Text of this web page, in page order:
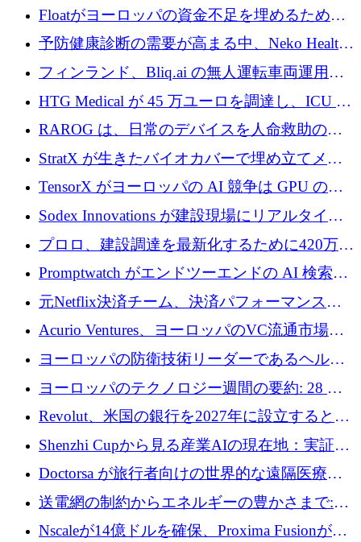
が世界をリードしようとしている
Floatがヨーロッパの資金不足を埋めるために
シリーズAで450万ユーロを調達
予防健康診断の需要が高まる中、Neko Health
が 7 億ドルを調達
フィンランド、Bliq.ai の無人運転車両運用を
認可
HTG Medical が 45 万ユーロを調達し、ICU の
尿モニタリングを自動化するための MDR 認
証を獲得
RAROG は、日常のデバイスを人命救助の救
助ビーコンに変えるために 16 万 2,000 ユーロ
StratX が生きたバイオカバーで埋め立てメタ
ン対策に 119 万ドルを調達
TensorX がヨーロッパの AI 競争は GPU の所
有者によって決まると考える理由
Sodex Innovations が建設現場にリアルタイム
のインテリジェンスをもたらすために 400 万
ユーロを確保
プロロ、建設調達を最新化するために420万ポ
ンドを調達
Promptwatch がエンドツーエンドの AI 検索最
適化プラットフォームを拡張するために 600
万ユーロを調達
元Netflix決済チーム、決済パフォーマンスプ
ラットフォームNopanのためにこれまでに720
万ユーロを調達
Acurio Ventures、ヨーロッパのVC流通市場の
流動性を解放するために1億1,500万ユーロの
ファンドを立ち上げる
ヨーロッパの防衛技術リーダーであるヘルシ
ングは、180億ドルの評価額で18億ドルのシリ
ヨーロッパのテクノロジー週間の要約: 28 億
ユーロを超える 70 以上のテクノロジー資金調
Revolut、米国の銀行を2027年に設立すると米
国の社長が語る
Shenzhi Cupから見る産業AIの現在地：実証と
産業実装への道筋
Doctorsa が旅行者向けの世界的な遠隔医療プ
ラットフォームを拡大するために 100 万ユー
ロを調達
送電網の制約からエネルギーの豊かさまで:
Envision の Gobi X がヨーロッパの AI の未来
Nscaleが14億ドルを確保、Proxima Fusionが4